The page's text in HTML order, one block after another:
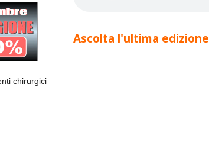
chirurgici
Ascolta l'ultima